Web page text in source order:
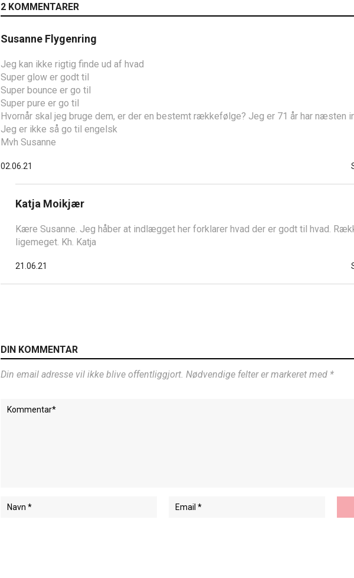
2 KOMMENTARER
Susanne Flygenring
Jeg kan ikke rigtig finde ud af hvad
Super glow er godt til
Super bounce er go til
Super pure er go til
Hvornår skal jeg bruge dem, er der en bestemt rækkefølge? Jeg er 71 år har næsten
Jeg er ikke så go til engelsk
Mvh Susanne
02.06.21
Katja Moikjær
Kære Susanne. Jeg håber at indlægget her forklarer hvad der er godt til hvad.
ligemeget. Kh. Katja
21.06.21
DIN KOMMENTAR
Din email adresse vil ikke blive offentliggjort. Nødvendige felter er markeret med *